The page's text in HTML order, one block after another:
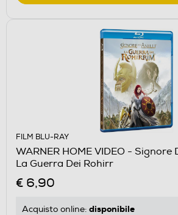
FILM BLU-RAY
WARNER HOME VIDEO - Signore
La Guerra Dei Rohirr
€ 6,90
Acquisto online: disponibile